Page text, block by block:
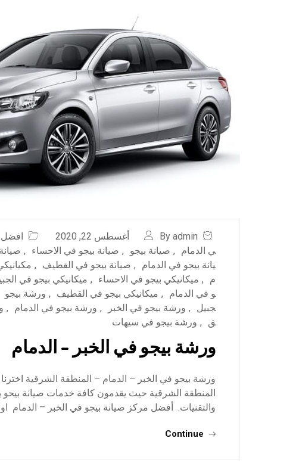
By admin أغسطس 22, 2020 افضل
ي الدمام
, صيانة بيجو , صيانة بيجو في الاحساء ,
يانة بيجو في الدمام
, صيانة بيجو في القطيف ,
م
, ميكانيكي بيجو في الاحساء , ميكانيكي بيجو في
و في الدمام
, ميكانيكي بيجو في القطيف , ورشة بيجو
جبيل
, ورشة بيجو في الخبر , ورشة بيجو في الدمام ,
ق
, ورشة بيجو في سيهات
ورشة بيجو في الخبر – الدمام
ورشة بيجو في الخبر – الدمام – المنطقة الشرقية
المنطقة الشرقية حيث يقدمون كافة خدمات صيانة بيحو
والتقنيات. أفضل مركز صيانة بيجو في الخبر – الدمام
Continue